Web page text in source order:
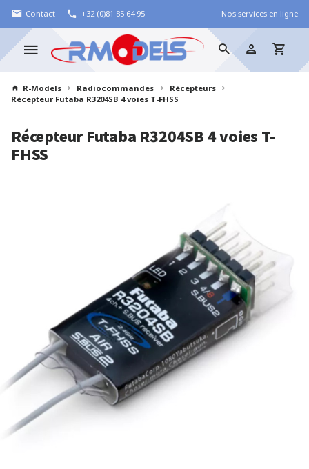
Contact +32 (0)81 85 64 95 Nos services en ligne
R-Models Radiocommandes
Récepteurs
Récepteur Futaba R3204SB 4 voies T-FHSS
Récepteur Futaba R3204SB 4 voies T-
FHSS